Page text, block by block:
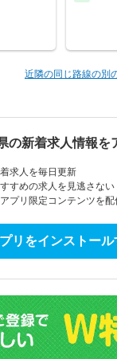
近隣の同じ路線の別
の新着求人情報を
求人を毎日更新
すめの求人を見逃さない
プリ限定コンテンツを配
リをインストール